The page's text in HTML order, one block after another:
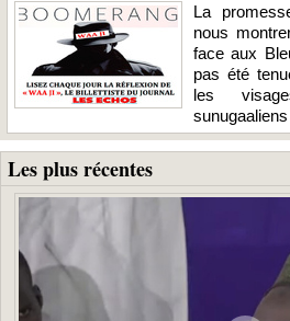
La
nous
face aux
pas été
les
Les plus récentes